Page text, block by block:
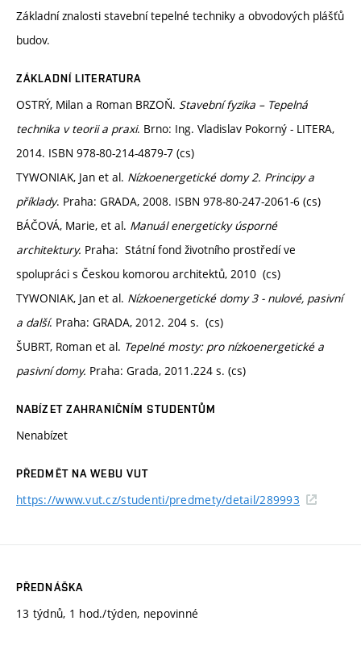
Základní znalosti stavební tepelné techniky a obvodových plášťů
budov.
ZÁKLADNÍ LITERATURA
OSTRÝ, Milan a Roman BRZOŇ. Stavební fyzika – Tepelná
technika v teorii a praxi. Brno: Ing. Vladislav Pokorný - LITERA,
2014. ISBN 978-80-214-4879-7 (cs)
TYWONIAK, Jan et al. Nízkoenergetické domy 2. Principy a
příklady. Praha: GRADA, 2008. ISBN 978-80-247-2061-6 (cs)
BÁČOVÁ, Marie, et al. Manuál energeticky úsporné
architektury. Praha: Státní fond životního prostředí ve
spolupráci s Českou komorou architektů, 2010 (cs)
TYWONIAK, Jan et al. Nízkoenergetické domy 3 - nulové, pasivní
a další. Praha: GRADA, 2012. 204 s. (cs)
ŠUBRT, Roman et al. Tepelné mosty: pro nízkoenergetické a
pasivní domy. Praha: Grada, 2011.224 s. (cs)
NABÍZET ZAHRANIČNÍM STUDENTŮM
Nenabízet
PŘEDMĚT NA WEBU VUT
https://www.vut.cz/studenti/predmety/detail/289993
PŘEDNÁŠKA
13 týdnů, 1 hod./týden, nepovinné